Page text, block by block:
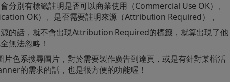
分別有標籤註明是否可以商業使用（Commercial Use OK）、
OK）、是否需要註明來源（Attribution Required），
的話，就不會出現Attribution Required的標籤，就算出現了他
無法忽略！
色系搜尋圖片，對於需要製作廣告到達頁，或是有針對某檔活
的需求的話，也是很方便的功能喔！